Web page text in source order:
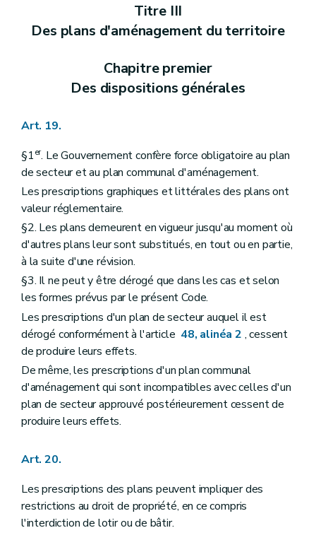
Chapitre XVIIbis
Isolation thermique et ventilation des bâtiments
Art. 407
Art. 408
Art. 409
Chapitre XVIIter
Règlement général sur les bâtisses relatif à l'accessibilité et à l'usage des espaces et bâtiments ou parties de bâtiments ouverts au public ou à usage collectif par les personnes à mobilité réduite - AGW du 25 février 1999, article 1
Art. 414
Art. 415
Art. 415/1
Art. 415/2
Art. 415/3
Art. 415/4
Art. 415/5
Art. 415/6
Art. 415/7
Art. 415/8
Art. 415/9
Art. 415/10
Art. 415/11
Art. 415/12
Art. 415/13
Art. 415/14
Art. 415/15
Art. 415/16
Art. 416
Chapitre XVII
Art. 421
Art. 422
Art. 423
Art. 424
Titre III
Des plans d'aménagement du territoire
Chapitre premier
Des dispositions générales
Art. 19.
§1er. Le Gouvernement confère force obligatoire au plan
de secteur et au plan communal d'aménagement.
Les prescriptions graphiques et littérales des plans ont
valeur réglementaire.
§2. Les plans demeurent en vigueur jusqu'au moment où
d'autres plans leur sont substitués, en tout ou en partie,
à la suite d'une révision.
§3. Il ne peut y être dérogé que dans les cas et selon
les formes prévus par le présent Code.
Les prescriptions d'un plan de secteur auquel il est
dérogé conformément à l'article 48, alinéa 2 , cessent
de produire leurs effets.
De même, les prescriptions d'un plan communal
d'aménagement qui sont incompatibles avec celles d'un
plan de secteur approuvé postérieurement cessent de
produire leurs effets.
Art. 20.
Les prescriptions des plans peuvent impliquer des
restrictions au droit de propriété, en ce compris
l'interdiction de lotir ou de bâtir.